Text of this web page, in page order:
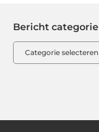
Bericht categorie